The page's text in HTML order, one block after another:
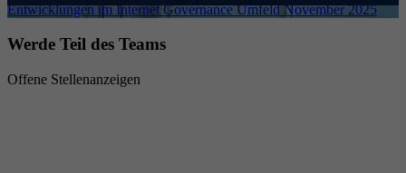
Entwicklungen im Internet Governance Umfeld November 2025
Werde Teil des Teams
Offene Stellenanzeigen